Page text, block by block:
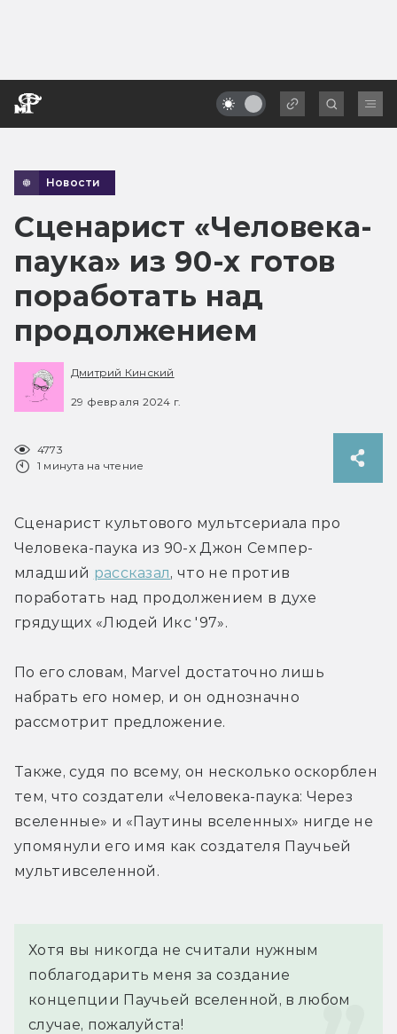
Новости
Сценарист «Человека-
паука» из 90-х готов
поработать над
продолжением
Дмитрий Кинский
29 февраля 2024 г.
4773
1 минута на чтение
Сценарист культового мультсериала про
Человека-паука из 90-х Джон Семпер-
младший рассказал, что не против
поработать над продолжением в духе
грядущих «Людей Икс '97».
По его словам, Marvel достаточно лишь
набрать его номер, и он однозначно
рассмотрит предложение.
Также, судя по всему, он несколько оскорблен
тем, что создатели «Человека-паука: Через
вселенные» и «Паутины вселенных» нигде не
упомянули его имя как создателя Паучьей
мультивселенной.
Хотя вы никогда не считали нужным
поблагодарить меня за создание
концепции Паучьей вселенной, в любом
случае, пожалуйста!